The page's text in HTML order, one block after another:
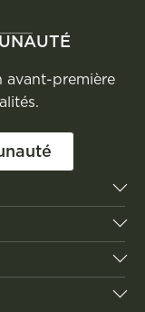
avant-première